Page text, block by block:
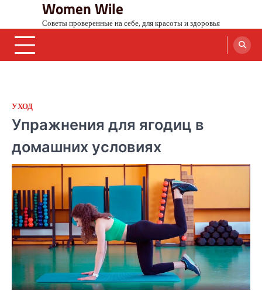
content
Women Wile
Советы проверенные на себе, для красоты и здоровья
УХОД
Упражнения для ягодиц в
домашних условиях